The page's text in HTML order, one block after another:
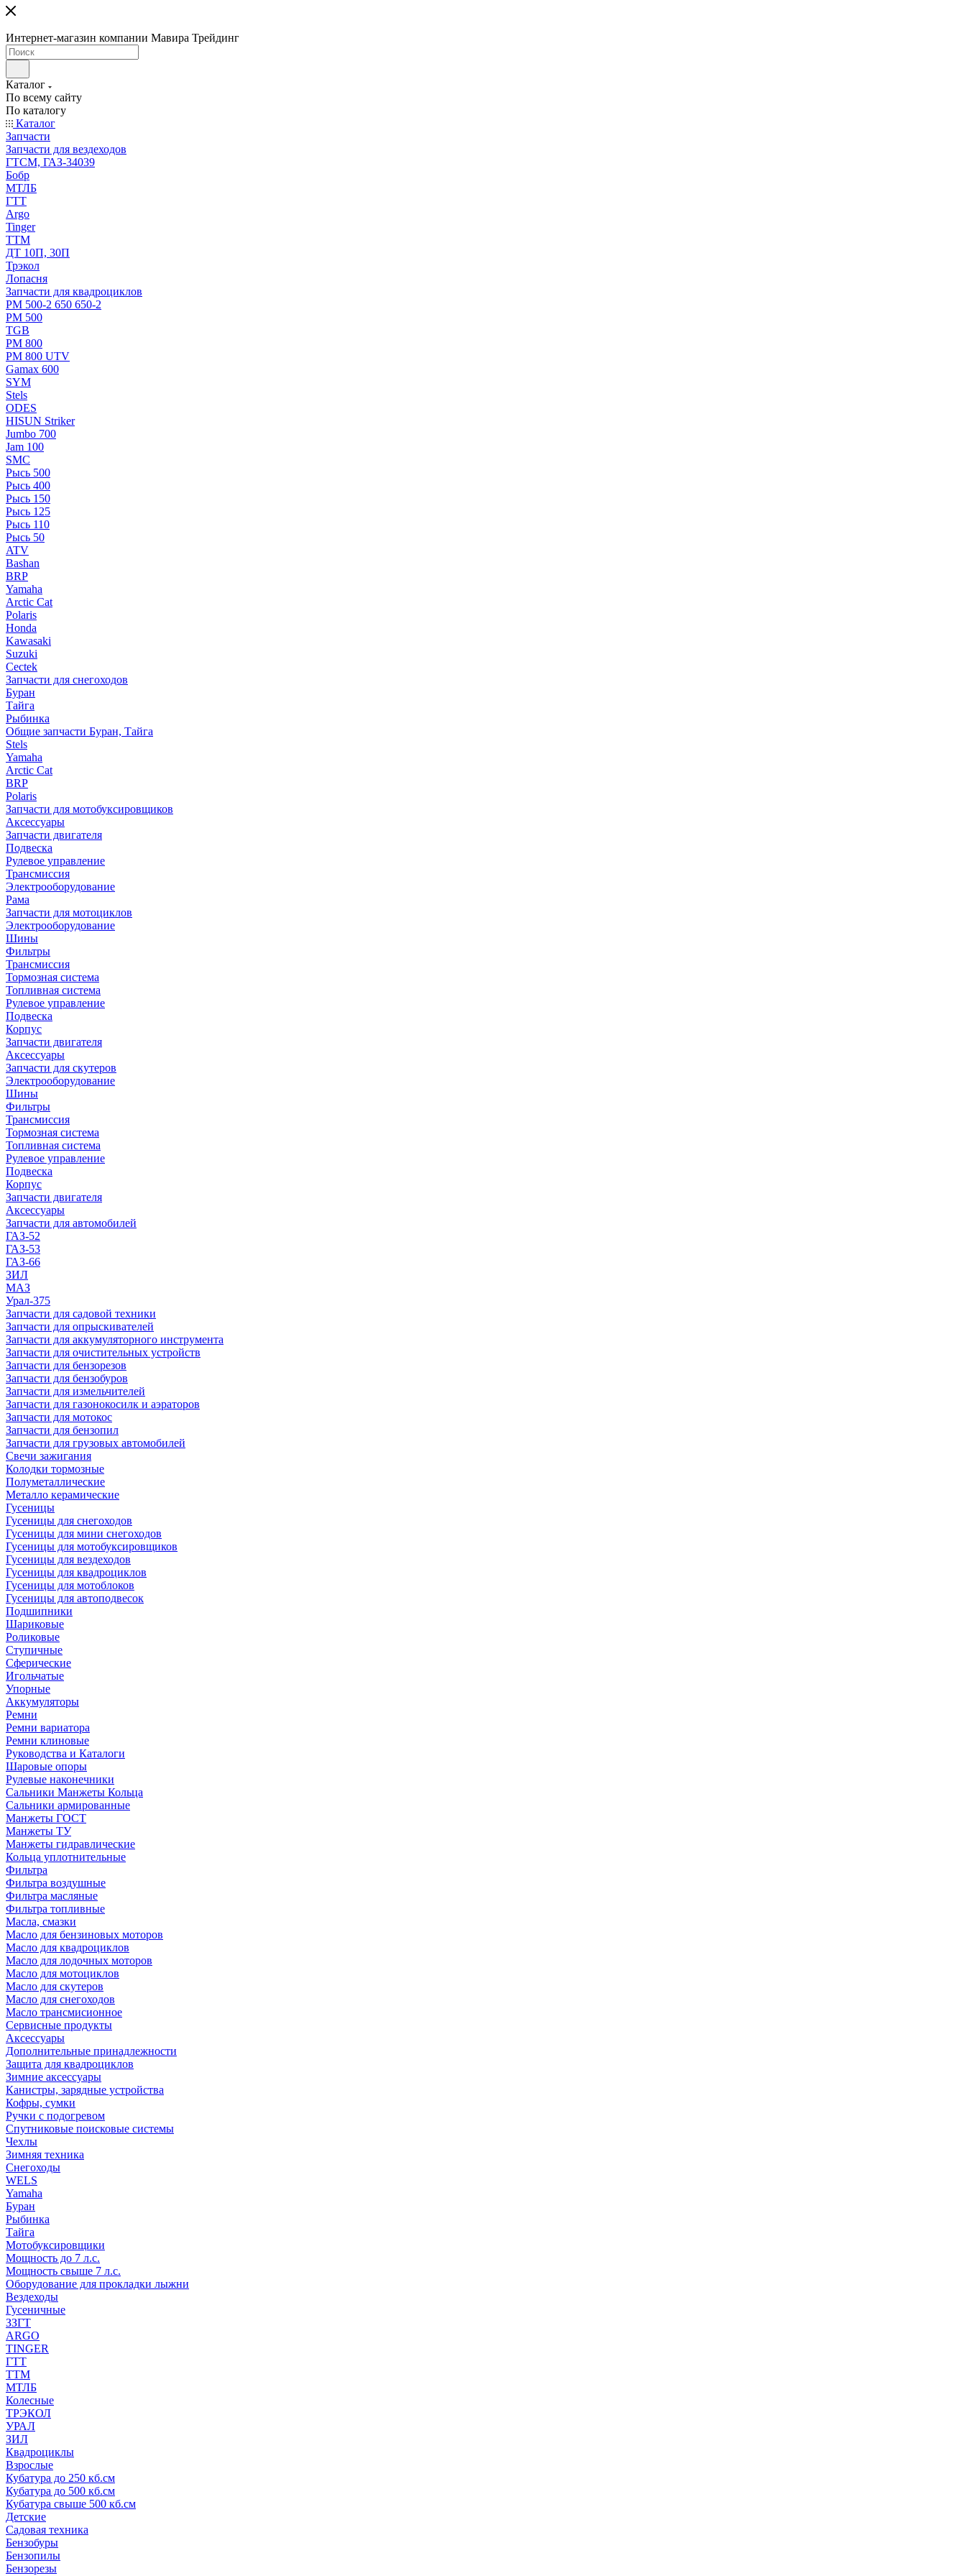
Интернет-магазин компании Мавира Трейдинг
Каталог
По всему сайту
По каталогу
Каталог
Запчасти
Запчасти для вездеходов
ГТСМ, ГАЗ-34039
Бобр
МТЛБ
ГТТ
Argo
Tinger
ТТМ
ДТ 10П, 30П
Трэкол
Лопасня
Запчасти для квадроциклов
РМ 500-2 650 650-2
РМ 500
TGB
РМ 800
РМ 800 UTV
Gamax 600
SYM
Stels
ОDЕS
HISUN Striker
Jumbo 700
Jam 100
SMC
Рысь 500
Рысь 400
Рысь 150
Рысь 125
Рысь 110
Рысь 50
ATV
Bashan
BRP
Yamaha
Arctic Cat
Polaris
Honda
Kawasaki
Suzuki
Cectek
Запчасти для снегоходов
Буран
Тайга
Рыбинка
Общие запчасти Буран, Тайга
Stels
Yamaha
Arctic Cat
BRP
Polaris
Запчасти для мотобуксировщиков
Аксессуары
Запчасти двигателя
Подвеска
Рулевое управление
Трансмиссия
Электрооборудование
Рама
Запчасти для мотоциклов
Электрооборудование
Шины
Фильтры
Трансмиссия
Тормозная система
Топливная система
Рулевое управление
Подвеска
Корпус
Запчасти двигателя
Аксессуары
Запчасти для скутеров
Электрооборудование
Шины
Фильтры
Трансмиссия
Тормозная система
Топливная система
Рулевое управление
Подвеска
Корпус
Запчасти двигателя
Аксессуары
Запчасти для автомобилей
ГАЗ-52
ГАЗ-53
ГАЗ-66
ЗИЛ
МАЗ
Урал-375
Запчасти для садовой техники
Запчасти для опрыскивателей
Запчасти для аккумуляторного инструмента
Запчасти для очистительных устройств
Запчасти для бензорезов
Запчасти для бензобуров
Запчасти для измельчителей
Запчасти для газонокосилк и аэраторов
Запчасти для мотокос
Запчасти для бензопил
Запчасти для грузовых автомобилей
Свечи зажигания
Колодки тормозные
Полуметаллические
Металло керамические
Гусеницы
Гусеницы для снегоходов
Гусеницы для мини снегоходов
Гусеницы для мотобуксировщиков
Гусеницы для вездеходов
Гусеницы для квадроциклов
Гусеницы для мотоблоков
Гусеницы для автоподвесок
Подшипники
Шариковые
Роликовые
Ступичные
Сферические
Игольчатые
Упорные
Аккумуляторы
Ремни
Ремни вариатора
Ремни клиновые
Руководства и Каталоги
Шаровые опоры
Рулевые наконечники
Сальники Манжеты Кольца
Сальники армированные
Манжеты ГОСТ
Манжеты ТУ
Манжеты гидравлические
Кольца уплотнительные
Фильтра
Фильтра воздушные
Фильтра масляные
Фильтра топливные
Масла, смазки
Масло для бензиновых моторов
Масло для квадроциклов
Масло для лодочных моторов
Масло для мотоциклов
Масло для скутеров
Масло для снегоходов
Масло трансмисионное
Сервисные продукты
Аксессуары
Дополнительные принадлежности
Защита для квадроциклов
Зимние аксессуары
Канистры, зарядные устройства
Кофры, сумки
Ручки с подогревом
Спутниковые поисковые системы
Чехлы
Зимняя техника
Снегоходы
WELS
Yamaha
Буран
Рыбинка
Тайга
Мотобуксировщики
Мощность до 7 л.с.
Мощность свыше 7 л.с.
Оборудование для прокладки лыжни
Вездеходы
Гусеничные
ЗЗГТ
ARGO
TINGER
ГТТ
ТТМ
МТЛБ
Колесные
ТРЭКОЛ
УРАЛ
ЗИЛ
Квадроциклы
Взрослые
Кубатура до 250 кб.см
Кубатура до 500 кб.см
Кубатура свыше 500 кб.см
Детские
Садовая техника
Бензобуры
Бензопилы
Бензорезы